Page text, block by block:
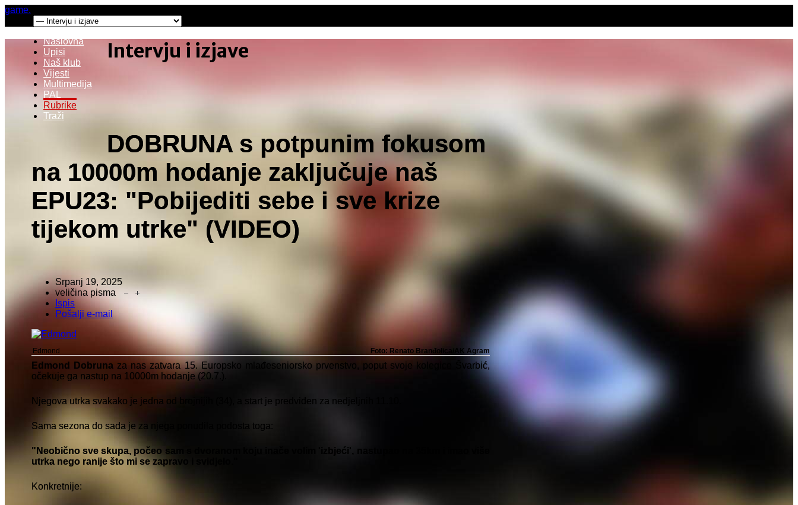
game.
Naslovna
Upisi
Naš klub
Vijesti
Multimedija
PAL
Rubrike
Traži
Intervju i izjave
DOBRUNA s potpunim fokusom
na 10000m hodanje zaključuje naš
EPU23: "Pobijediti sebe i sve krize
tijekom utrke" (VIDEO)
Srpanj 19, 2025
veličina pisma
Ispis
Pošalji e-mail
Foto: Renato Branđolica/AK Agram
Edmond
Edmond Dobruna za nas zatvara 15. Europsko mlađeseniorsko prvenstvo, poput svoje kolegice Švarbić,
očekuje ga nastup na 10000m hodanje (20.7.).
Njegova utrka svakako je jedna od brojnijih (34), a start je predviđen za nedjeljnih 11.10.
Sama sezona do sada je za njega ponudila podosta toga:
"Neobično sve skupa, počeo sam s dvoranom koju inače volim 'izbjeći', nastupao na 35km i imao više
utrka nego ranije što mi se zapravo i svidjelo."
Konkretnije: